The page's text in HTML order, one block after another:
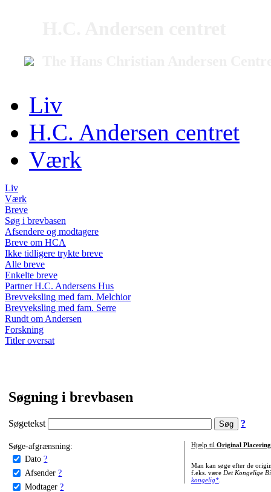
Liv
H.C. Andersen centret
Værk
Liv
Værk
Breve
Søg i brevbasen
Afsendere og modtagere
Breve om HCA
Ikke tidligere trykte breve
Alle breve
Enkelte breve
Partner H.C. Andersens Hus
Brevveksling med fam. Melchior
Brevveksling med fam. Serre
Rundt om Andersen
Forskning
Titler oversat
Søgning i brevbasen
Søgetekst ?
Søge-afgrænsning:
Dato ?
Afsender ?
Modtager ?
Hjælp til Original Placering
Man kan søge efter de
f.eks. være Det Kongelige
kongelig*.